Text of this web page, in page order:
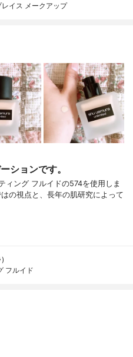
イス メークアップ
ションです。
ィング フルイドの574を使用しま
の視点と、長年の肌研究によって
フルイド